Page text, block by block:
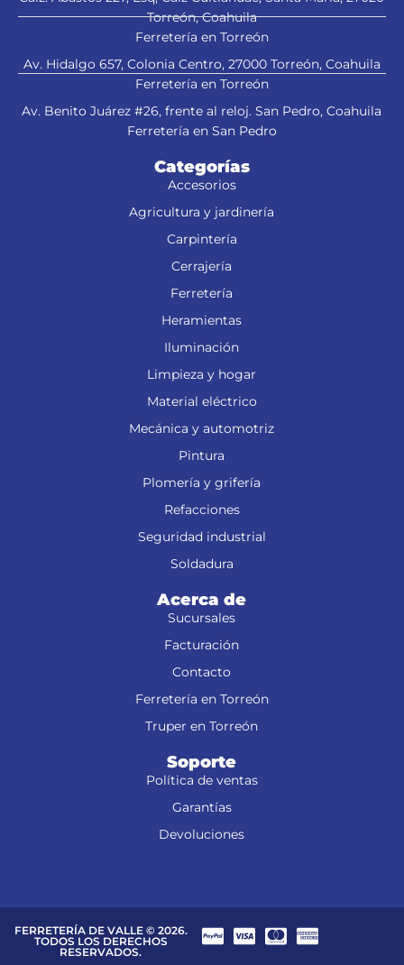
Torreón, Coahuila
Ferretería en Torreón
Av. Hidalgo 657, Colonia Centro, 27000 Torreón, Coahuila
Ferretería en Torreón
Av. Benito Juárez #26, frente al reloj. San Pedro, Coahuila
Ferretería en San Pedro
Categorías
Accesorios
Agricultura y jardinería
Carpintería
Cerrajería
Ferretería
Heramientas
Iluminación
Limpieza y hogar
Material eléctrico
Mecánica y automotriz
Pintura
Plomería y grifería
Refacciones
Seguridad industrial
Soldadura
Acerca de
Sucursales
Facturación
Contacto
Ferretería en Torreón
Truper en Torreón
Soporte
Política de ventas
Garantías
Devoluciones
FERRETERÍA DE VALLE © 2026.
TODOS LOS DERECHOS
RESERVADOS.